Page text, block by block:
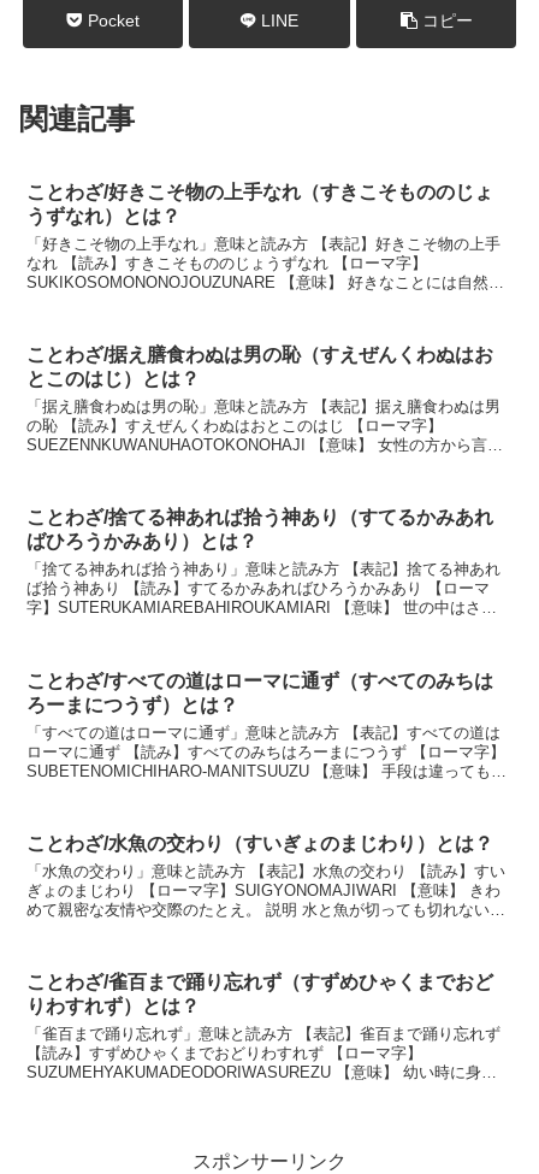
Pocket LINE コピー
関連記事
ことわざ/好きこそ物の上手なれ（すきこそもののじょ
うずなれ）とは？
「好きこそ物の上手なれ」意味と読み方 【表記】好きこそ物の上手
なれ 【読み】すきこそもののじょうずなれ 【ローマ字】
SUKIKOSOMONONOJOUZUNARE 【意味】 好きなことには自然と
ことわざ/据え膳食わぬは男の恥（すえぜんくわぬはお
とこのはじ）とは？
「据え膳食わぬは男の恥」意味と読み方 【表記】据え膳食わぬは男
の恥 【読み】すえぜんくわぬはおとこのはじ 【ローマ字】
SUEZENNKUWANUHAOTOKONOHAJI 【意味】 女性の方から言い
ことわざ/捨てる神あれば拾う神あり（すてるかみあれ
ばひろうかみあり）とは？
「捨てる神あれば拾う神あり」意味と読み方 【表記】捨てる神あれ
ば拾う神あり 【読み】すてるかみあればひろうかみあり 【ローマ
字】SUTERUKAMIAREBAHIROUKAMIARI 【意味】 世の中はさま
ことわざ/すべての道はローマに通ず（すべてのみちは
ろーまにつうず）とは？
「すべての道はローマに通ず」意味と読み方 【表記】すべての道は
ローマに通ず 【読み】すべてのみちはろーまにつうず 【ローマ字】
SUBETENOMICHIHARO-MANITSUUZU 【意味】 手段は違っても、
ことわざ/水魚の交わり（すいぎょのまじわり）とは？
「水魚の交わり」意味と読み方 【表記】水魚の交わり 【読み】すい
ぎょのまじわり 【ローマ字】SUIGYONOMAJIWARI 【意味】 きわ
めて親密な友情や交際のたとえ。 説明 水と魚が切っても切れない関
ことわざ/雀百まで踊り忘れず（すずめひゃくまでおど
りわすれず）とは？
「雀百まで踊り忘れず」意味と読み方 【表記】雀百まで踊り忘れず
【読み】すずめひゃくまでおどりわすれず 【ローマ字】
SUZUMEHYAKUMADEODORIWASUREZU 【意味】 幼い時に身に
スポンサーリンク